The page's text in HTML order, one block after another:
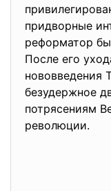
придворные
реформатор
После его
нововведения
безудержное
потрясениям
революции.